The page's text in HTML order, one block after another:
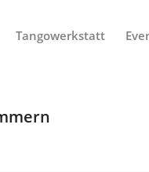
Tangowerkstatt